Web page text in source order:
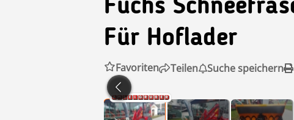
Fuchs
Für Hoflader
Favoriten Teilen Suche speichern